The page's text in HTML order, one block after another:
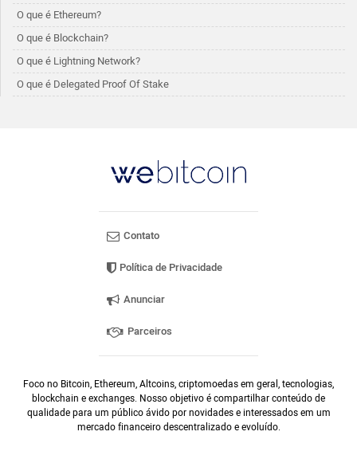
O que é Ethereum?
O que é Blockchain?
O que é Lightning Network?
O que é Delegated Proof Of Stake
Contato
Política de Privacidade
Anunciar
Parceiros
Foco no Bitcoin, Ethereum, Altcoins, criptomoedas em geral, tecnologias,
blockchain e exchanges. Nosso objetivo é compartilhar conteúdo de
qualidade para um público ávido por novidades e interessados em um
mercado financeiro descentralizado e evoluído.